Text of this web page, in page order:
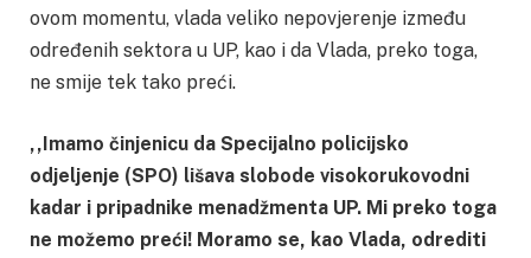
ovom momentu, vlada veliko nepovjerenje između
određenih sektora u UP, kao i da Vlada, preko toga,
ne smije tek tako preći.
,,Imamo činjenicu da Specijalno policijsko
odjeljenje (SPO) lišava slobode visokorukovodni
kadar i pripadnike menadžmenta UP. Mi preko toga
ne možemo preći! Moramo se, kao Vlada, odrediti